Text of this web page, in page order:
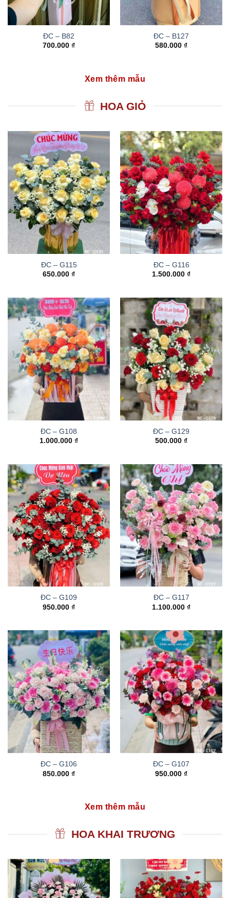
ĐC – B82
700.000 ₫
ĐC – B127
580.000 ₫
Xem thêm mẫu
HOA GIỎ
ĐC – G115
650.000 ₫
ĐC – G116
1.500.000 ₫
ĐC – G108
1.000.000 ₫
ĐC – G129
500.000 ₫
ĐC – G109
950.000 ₫
ĐC – G117
1.100.000 ₫
ĐC – G106
850.000 ₫
ĐC – G107
950.000 ₫
Xem thêm mẫu
HOA KHAI TRƯƠNG